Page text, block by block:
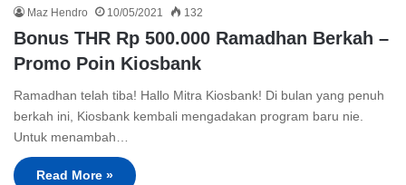
Maz Hendro 10/05/2021 132
Bonus THR Rp 500.000 Ramadhan Berkah –
Promo Poin Kiosbank
Ramadhan telah tiba! Hallo Mitra Kiosbank! Di bulan yang penuh
berkah ini, Kiosbank kembali mengadakan program baru nie.
Untuk menambah…
Read More »